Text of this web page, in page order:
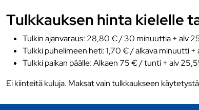
Tulkkauksen hinta kielelle
Tulkin ajanvaraus: 28,80 € / 30 minuuttia + alv
Tulkki puhelimeen heti: 1,70 € / alkava minuutti
Tulkki paikan päälle: Alkaen 75 € / tunti + alv
Ei kiinteitä kuluja. Maksat vain tulkkaukseen